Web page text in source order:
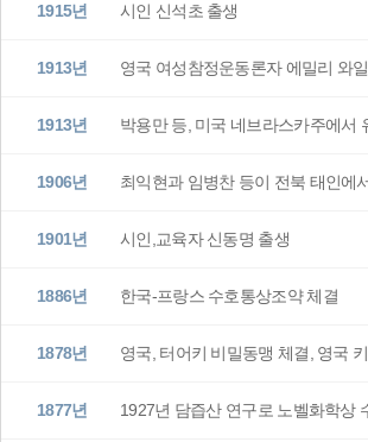
1915년 시인 신석초 출생
1913년 영국 여성참정운동론자 에밀리 와
1913년 박용만 등, 미국 네브라스카주에서
1906년 최익현과 임병찬 등이 전북 태인에
1901년 시인,교육자 신동명 출생
1886년 한국-프랑스 수호통상조약 체결
1878년 영국, 터어키 비밀동맹 체결, 영국
1877년 1927년 담즙산 연구로 노벨화학상